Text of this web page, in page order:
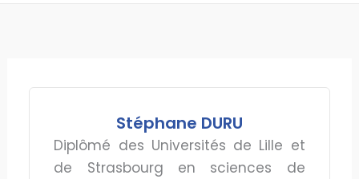
Stéphane DURU
Diplômé des Universités de Lille et
de Strasbourg en sciences de